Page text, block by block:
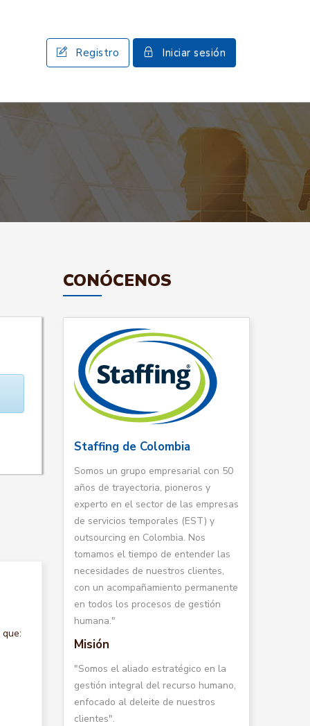
Registro Iniciar sesión
CONÓCENOS
Staffing de Colombia
Somos un grupo empresarial con 50
años de trayectoria, pioneros y
experto en el sector de las empresas
de servicios temporales (EST) y
outsourcing en Colombia. Nos
tomamos el tiempo de entender las
necesidades de nuestros clientes,
con un acompañamiento permanente
en todos los procesos de gestión
humana."
Misión
"Somos el aliado estratégico en la
gestión integral del recurso humano,
enfocado al deleite de nuestros
clientes".